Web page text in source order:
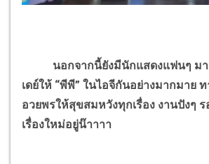
นอกจากนี้ยังมีนักแสดงแฟนๆ มา
เดย์ให้ “พีพี” ในไอจีกันอย่างมากมาย ท
อวยพรให้สุขสมหวังทุกเรื่อง งานปังๆ
เรื่องใหม่อยู่น๊าาาา